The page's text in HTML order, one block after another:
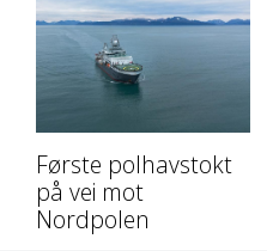
Første polhavstokt
på vei mot
Nordpolen